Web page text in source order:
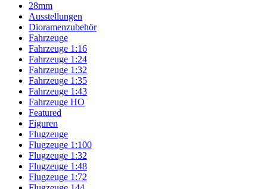
28mm
Ausstellungen
Dioramenzubehör
Fahrzeuge
Fahrzeuge 1:16
Fahrzeuge 1:24
Fahrzeuge 1:32
Fahrzeuge 1:35
Fahrzeuge 1:43
Fahrzeuge HO
Featured
Figuren
Flugzeuge
Flugzeuge 1:100
Flugzeuge 1:32
Flugzeuge 1:48
Flugzeuge 1:72